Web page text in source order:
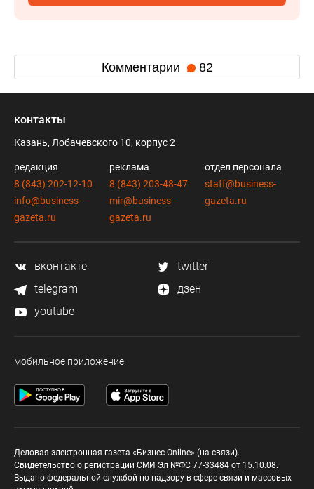
Комментарии 82
контакты
Казань, Лобачевского 10, корпус 2
редакция
8 (843) 202-12-10
info@business-
gazeta.ru
реклама
8 (843) 203-48-47
mir@business-
gazeta.ru
отдел персонала
staff@business-
gazeta.ru
вконтакте
twitter
telegram
дзен
youtube
мобильное приложение
Деловая электронная газета «Бизнес Online» (на связи).
Свидетельство о регистрации СМИ Эл №ФС 77-33484 от 15.10.08.
Выдано федеральной службой по надзору в сфере связи и массовых